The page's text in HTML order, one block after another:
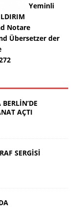
Yeminli
Notare
Übersetzer der
AÇTI
SERGİSİ